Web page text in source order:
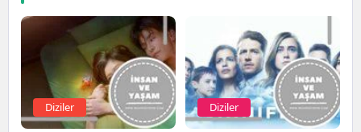
Diziler Diziler